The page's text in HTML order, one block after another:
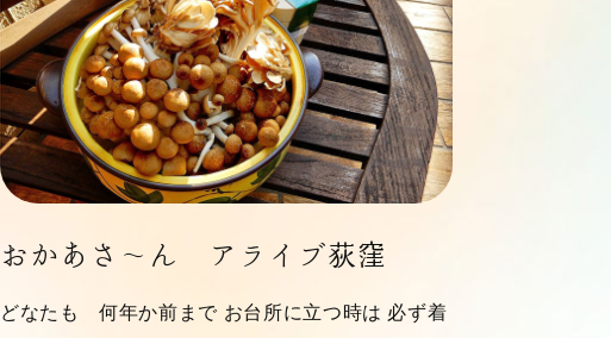
おかあさ～ん アライブ荻窪
どなたも 何年か前まで お台所に立つ時は 必ず着